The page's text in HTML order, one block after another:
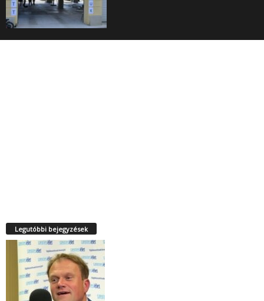
Legutóbbi bejegyzések